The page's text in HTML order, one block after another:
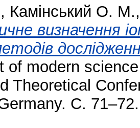
, Камінський О. М.
визначення
of modern
Theoretical
С. 71–72.